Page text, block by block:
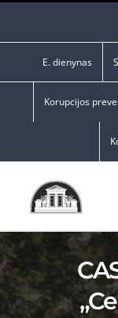
E. dienynas
Korupcijos